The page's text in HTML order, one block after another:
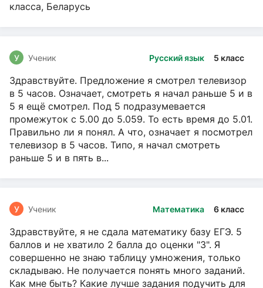
класса, Беларусь
Русский язык 5 класс
У Ученик
Здравствуйте. Предложение я смотрел телевизор
в 5 часов. Означает, смотреть я начал раньше 5 и в
5 я ещё смотрел. Под 5 подразумевается
промежуток с 5.00 до 5.059. То есть время до 5.01.
Правильно ли я понял. А что, означает я посмотрел
телевизор в 5 часов. Типо, я начал смотреть
раньше 5 и в пять в...
Математика 6 класс
У Ученик
Здравствуйте, я не сдала математику базу ЕГЭ. 5
баллов и не хватило 2 балла до оценки "3". Я
совершенно не знаю таблицу умножения, только
складываю. Не получается понять много заданий.
Как мне быть? Какие лучше задания подучить для